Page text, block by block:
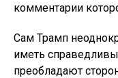
комментарии
Сам Трамп
иметь
преобладают